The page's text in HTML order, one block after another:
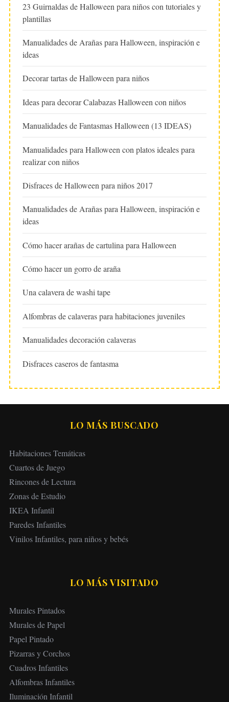
23 Guirnaldas de Halloween para niños con tutoriales y
plantillas
Manualidades de Arañas para Halloween, inspiración e
ideas
Decorar tartas de Halloween para niños
Ideas para decorar Calabazas Halloween con niños
Manualidades de Fantasmas Halloween (13 IDEAS)
Manualidades para Halloween con platos ideales para
realizar con niños
Disfraces de Halloween para niños 2017
Manualidades de Arañas para Halloween, inspiración e
ideas
Cómo hacer arañas de cartulina para Halloween
Cómo hacer un gorro de araña
Una calavera de washi tape
Alfombras de calaveras para habitaciones juveniles
Manualidades decoración calaveras
Disfraces caseros de fantasma
LO MÁS BUSCADO
Habitaciones Temáticas
Cuartos de Juego
Rincones de Lectura
Zonas de Estudio
IKEA Infantil
Paredes Infantiles
Vinilos Infantiles, para niños y bebés
LO MÁS VISITADO
Murales Pintados
Murales de Papel
Papel Pintado
Pizarras y Corchos
Cuadros Infantiles
Alfombras Infantiles
Iluminación Infantil